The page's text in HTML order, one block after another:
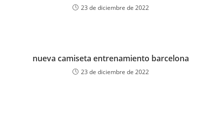
23 de diciembre de 2022
nueva camiseta entrenamiento barcelona
23 de diciembre de 2022